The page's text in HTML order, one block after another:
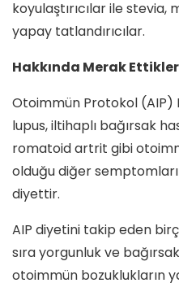
koyulaştırıcılar ile
yapay tatlandırıcılar.
Hakkında Merak
Otoimmün Protokol (AIP)
lupus, iltihaplı bağırsak
romatoid artrit gibi
olduğu diğer
diyettir.
AIP diyetini takip eden
sıra yorgunluk ve
otoimmün bozuklukların